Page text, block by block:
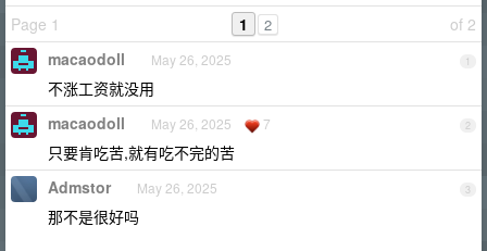
Page 1
of 2
1 2
1
macaodoll May 26, 2025
不涨工资就没用
2
macaodoll May 26, 2025 7
只要肯吃苦,就有吃不完的苦
3
Admstor May 26, 2025
那不是很好吗